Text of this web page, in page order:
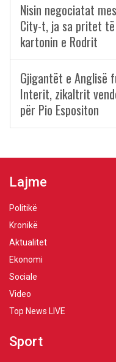
Nisin negociatat
City-t, ja sa pritet
kartonin e Rodrit
Gjigantët e Anglisë
Interit, zikaltrit
për Pio Espositon
Lajme
Politikë
Kronikë
Aktualitet
Ekonomi
Sociale
Video
Top News LIVE
Sport